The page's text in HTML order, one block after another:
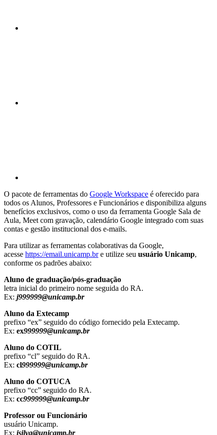
O pacote de ferramentas do Google Workspace é oferecido para
todos os Alunos, Professores e Funcionários e disponibiliza alguns
benefícios exclusivos, como o uso da ferramenta Google Sala de
Aula, Meet com gravação, calendário Google integrado com suas
contas e gestão institucional dos e-mails.
Para utilizar as ferramentas colaborativas da Google,
acesse https://email.unicamp.bre utilize seu usuário Unicamp,
conforme os padrões abaixo:
Aluno de graduação/pós-graduação
letra inicial do primeiro nome seguida do RA.
Ex: j999999@unicamp.br
Aluno da Extecamp
prefixo “ex” seguido do código fornecido pela Extecamp.
Ex: ex999999@unicamp.br
Aluno do COTIL
prefixo “cl” seguido do RA.
Ex: cl999999@unicamp.br
Aluno do COTUCA
prefixo “cc” seguido do RA.
Ex: cc999999@unicamp.br
Professor ou Funcionário
usuário Unicamp.
Ex: jsilva@unicamp.br